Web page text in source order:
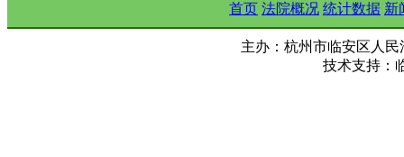
首页 法院概况 统计数据 新
主办：杭州市临安区人民
技术支持：